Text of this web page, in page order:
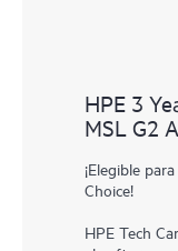
HPE 3
MSL G2
¡Elegible
Choice!
HPE Tech